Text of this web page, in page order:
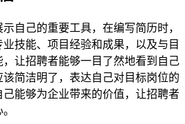
自己的重要工具，在编写简历时，
技能、项目经验和成果，以及与目
让招聘者能够一目了然地看到自己
简洁明了，表达自己对目标岗位的
能够为企业带来的价值，让招聘者